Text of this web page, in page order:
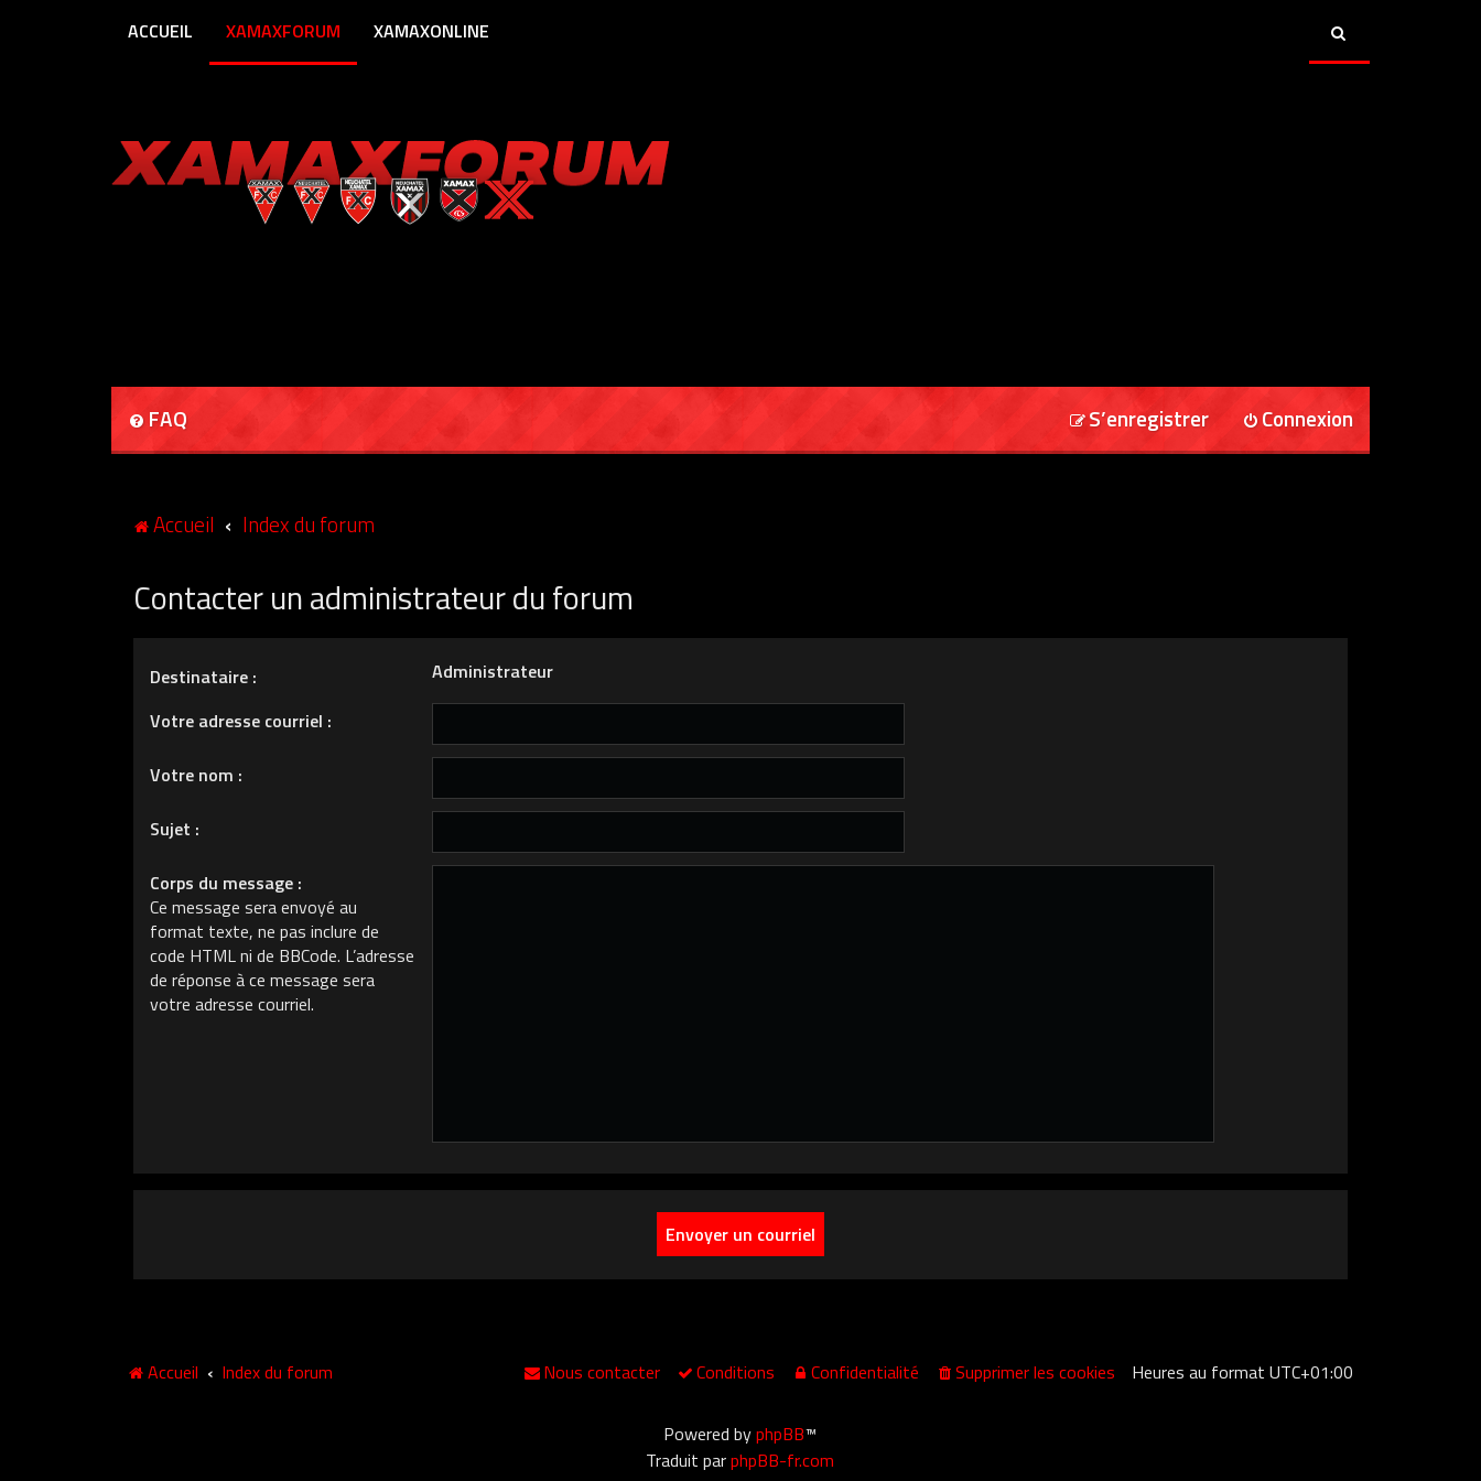
ACCUEIL XAMAXFORUM XAMAXONLINE
FAQ Connexion
S’enregistrer
Accueil Index du forum
Contacter un administrateur du forum
Destinataire :
Administrateur
Votre adresse courriel :
Votre nom :
Sujet :
Corps du message :
Ce message sera envoyé au
format texte, ne pas inclure de
code HTML ni de BBCode. L’adresse
de réponse à ce message sera
votre adresse courriel.
Accueil Index du forum Heures au formatUTC+01:00
Supprimer les cookies
Confidentialité
Conditions
Nous contacter
Powered byphpBB™
Traduit parphpBB-fr.com